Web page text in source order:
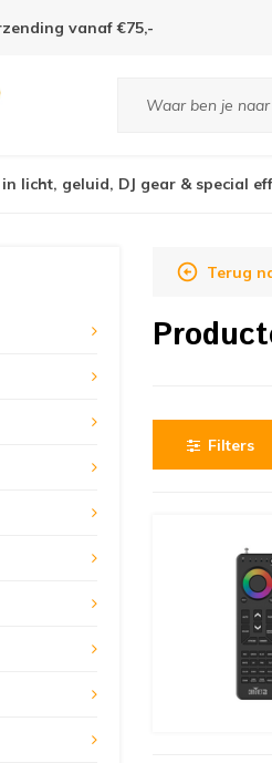
vanaf €75,-
licht, geluid, DJ gear & special
Terug
Filters